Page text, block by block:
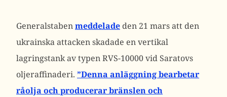
Generalstabenmeddelade den 21 mars att den
ukrainska attacken skadade en vertikal
lagringstank av typen RVS-10000 vid Saratovs
oljeraffinaderi. ”Denna anläggning bearbetar
råolja och producerar bränslen och